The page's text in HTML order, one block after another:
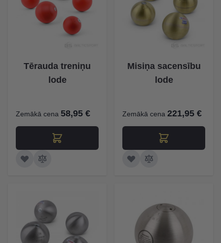
Tērauda treniņu
lode
Zemākā cena 58,95 €
Misiņa sacensību
lode
Zemākā cena 221,95 €